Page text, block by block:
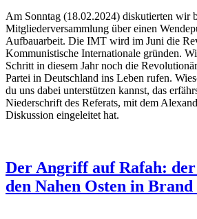
Am Sonntag (18.02.2024) diskutierten wir
Mitgliederversammlung über einen
Aufbauarbeit. Die IMT wird im Juni die
Kommunistische Internationale gründen.
Schritt in diesem Jahr noch die
Partei in Deutschland ins Leben rufen.
du uns dabei unterstützen kannst, das
Niederschrift des Referats, mit dem
Diskussion eingeleitet hat.
Der Angriff auf Rafah:
den Nahen Osten in Brand